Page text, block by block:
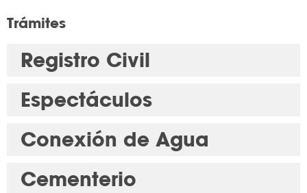
Trámites
Registro Civil
Espectáculos
Conexión de Agua
Cementerio